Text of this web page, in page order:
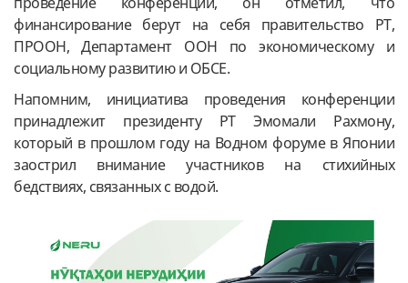
финансирование берут на себя правительство РТ,
ПРООН, Департамент ООН по экономическому и
социальному развитию и ОБСЕ.
Напомним, инициатива проведения конференции
принадлежит президенту РТ Эмомали Рахмону,
который в прошлом году на Водном форуме в Японии
заострил внимание участников на стихийных
бедствиях, связанных с водой.